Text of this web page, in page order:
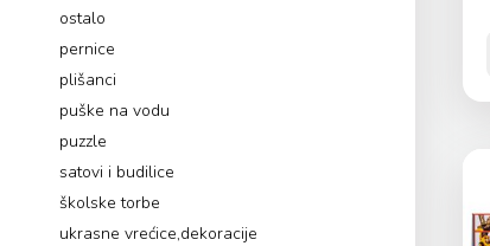
ostalo
pernice
plišanci
puške na vodu
puzzle
satovi i budilice
školske torbe
ukrasne vrećice,dekoracije